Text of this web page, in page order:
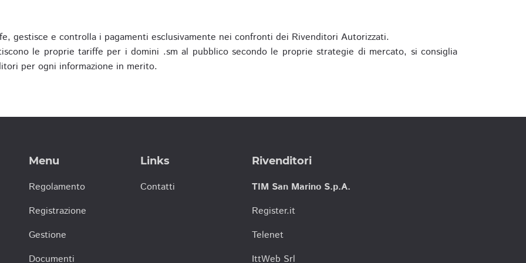
gestisce e controlla i pagamenti esclusivamente nei confronti dei Rivenditori Autorizzati.
le proprie tariffe per i domini .sm al pubblico secondo le proprie strategie di mercato, si consiglia
per ogni informazione in merito.
Menu
Regolamento
Registrazione
Gestione
Documenti
Links
Contatti
Rivenditori
TIM San Marino S.p.A.
Register.it
Telenet
IttWeb Srl